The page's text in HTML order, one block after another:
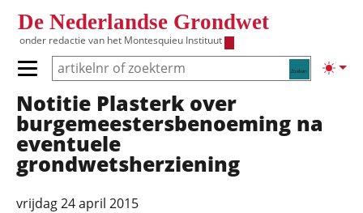
De Nederlandse Grondwet
onder redactie van het Montesquieu Instituut
Zoeken
Primair menu tonen/verbergen
Hoofdnavigatie
Notitie Plasterk over
burgemeestersbenoeming na
eventuele
grondwetsherziening
vrijdag 24 april 2015